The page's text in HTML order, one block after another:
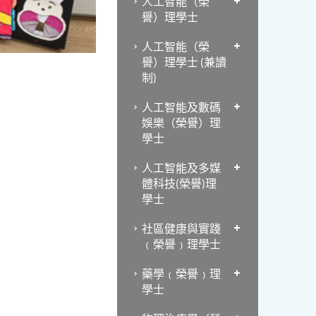
譽）理學士
人工智能（榮
譽）理學士 (兼讀
制)
人工智能及數碼
娛樂（榮譽）理
學士
人工智能及多媒
體科技(榮譽)理
學士
社區健康與實踐
﹙榮譽﹚理學士
藥學﹙榮譽﹚理
學士